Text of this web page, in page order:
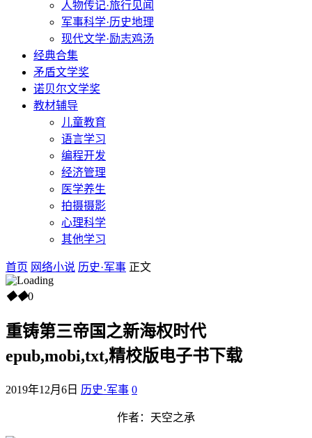
人物传记·旅行见闻
军事科学·历史地理
现代文学·励志鸡汤
经典合集
矛盾文学奖
诺贝尔文学奖
教材辅导
儿童教育
语言学习
编程开发
经济管理
医学养生
拍摄摄影
心理科学
其他学习
首页 网络小说 历史·军事 正文
◆◆0
重铸第三帝国之新海权时代
epub,mobi,txt,精校版电子书下载
2019年12月6日 历史·军事 0
作者：天空之承